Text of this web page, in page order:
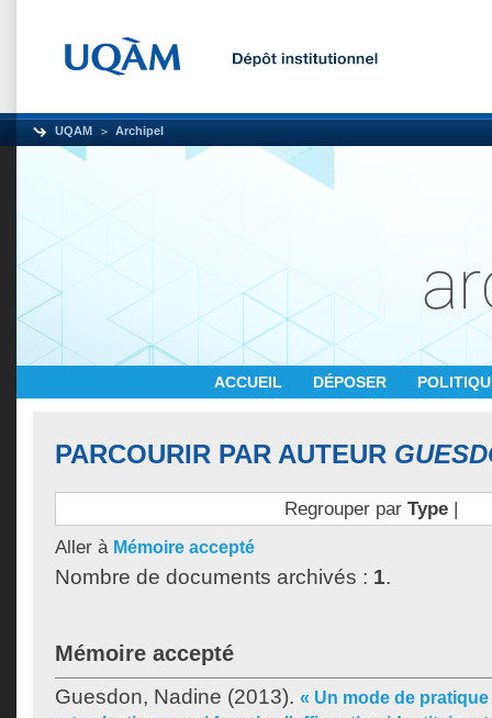
UQAM Archipel
ACCUEIL DÉPOSER
PARCOURIR PAR AUTEUR
Regrouper par Type|
Aller à Mémoire accepté
Nombre de documents archivés : 1.
Mémoire accepté
Guesdon, Nadine (2013). « Un mode de